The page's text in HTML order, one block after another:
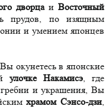
дворцаи Восточный
прудов, по изящным
и умением японцев
окунетесь в японские
улочке Накамисэ , где
гребни и украшения, Вы
храмом Сэнсо-дзи